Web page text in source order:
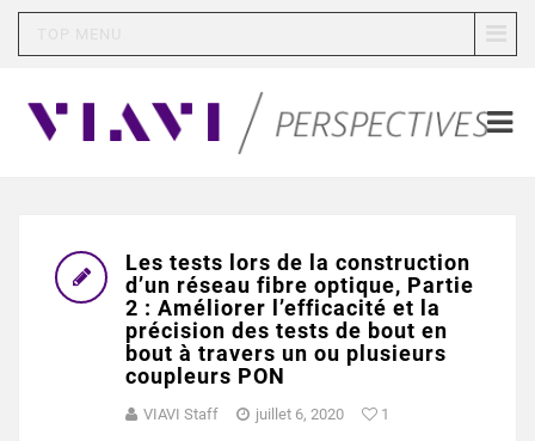
Les tests lors de la construction
d’un réseau fibre optique, Partie
2 : Améliorer l’efficacité et la
précision des tests de bout en
bout à travers un ou plusieurs
coupleurs PON
VIAVI Staff juillet 6, 2020 1